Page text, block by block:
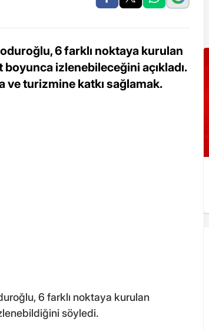
6 farklı noktaya kurulan
izlenebileceğini açıkladı.
ve turizmine katkı sağlamak.
6 farklı noktaya kurulan
söyledi.